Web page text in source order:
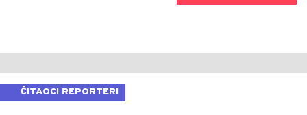
ČITAOCI REPORTERI